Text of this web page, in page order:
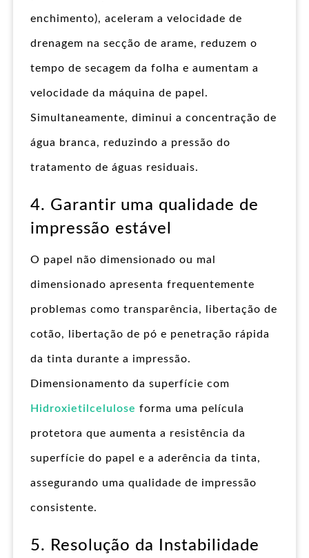
enchimento), aceleram a velocidade de
drenagem na secção de arame, reduzem o
tempo de secagem da folha e aumentam a
velocidade da máquina de papel.
Simultaneamente, diminui a concentração de
água branca, reduzindo a pressão do
tratamento de águas residuais.
4. Garantir uma qualidade de
impressão estável
O papel não dimensionado ou mal
dimensionado apresenta frequentemente
problemas como transparência, libertação de
cotão, libertação de pó e penetração rápida
da tinta durante a impressão.
Dimensionamento da superfície com
Hidroxietilcelulose forma uma película
protetora que aumenta a resistência da
superfície do papel e a aderência da tinta,
assegurando uma qualidade de impressão
consistente.
5. Resolução da Instabilidade